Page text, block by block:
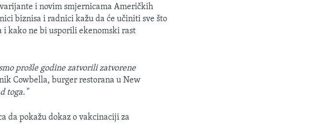
i novim smjernicama Američkih
biznisa i radnici kažu da će učiniti sve što
i kako ne bi usporili ekenomski rast
prošle godine zatvorili zatvorene
Cowbella, burger restorana u New
toga."
da pokažu dokaz o vakcinaciji za